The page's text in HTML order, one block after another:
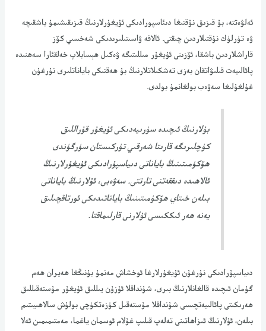
ئەلۋەتتە، بۇ قىزىق نۇقتىغا دىئاسپورادىكى ئۇيغۇرلارنىڭ قىزىقىشىمۇ باشقىچە
ۋە تۈرلۈك نۇقتىلاردىن چىقتى. ئالاقە ۋاسىتىلىرىدىكى شەخسىي كۆز
قاراشلاردىن باشقا، ئۆزىنى ئۇيغۇر مىللىتىگە ۋەكىل ھېسابلاپ خەلقئارا سەھنىدە
پائالىيەت قىلىۋاتقان بەزى تەشكىلاتلارنىڭ بۇ ھەقتىكى باياناتلىرى نۇرغۇن
غۇلغۇلىغا سەۋەب بولغانمۇ بولدى.
بۇلارنىڭ ئىچىدە سۈرىيەدىكى ئۇيغۇر قۇراللىق
كۈچلىرىگە قارىتا شەرقىي تۈركىستان سۈرگۈندى
ھۆكۈمىتىنىڭ باياناتى دىياسپۇرادىكى ئۇيغۇرلارنىڭ
ئالاھىدە دىققەتنى تارتتى. سەۋەبى، ئۇلارنىڭ باياناتى
بىلەن خىتاي ھۆكۈمىتىنىڭ باياناتىدىكى ئورتاقچىلىق
يەنە ھەر ئىككىسى ئۇلارنى قارلىماقتا.
دىياسپۇرادىكى نۇرغۇن ئۇيغۇرلارغا ئوخشاش مەنمۇ بۇنىڭغا ھەيران ھەم
گۇمان ئىچىدە قالغانلارنىڭ بىرى، شۇنداقلا ئۇزۇن يىللىق ئۇيغۇر مۇستەقىللىق
ھەرىكىتى پائالىيەتچىسى شۇنداقلا مۇستەقىل كۈزەتكۈچى بولۇش سالاھىيىتىم
بىلەن، ئۇلارنىڭ ئىزاھاتىنى تەلەپ قىلىپ غۇلام ئوسمان ياغما، مەمتىمىمىن ئەلا